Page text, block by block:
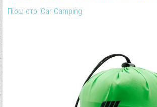
Πίσω στο: Car Camping